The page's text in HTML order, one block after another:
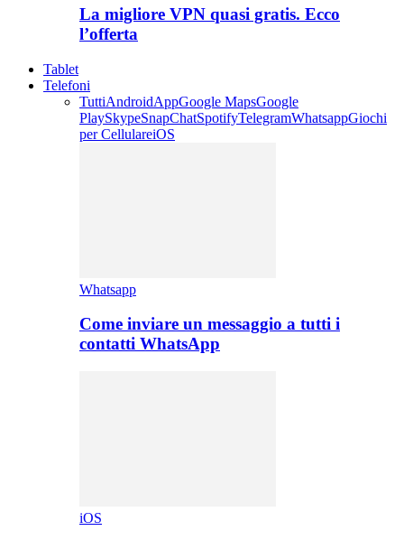
La migliore VPN quasi gratis. Ecco
l’offerta
Tablet
Telefoni
TuttiAndroidAppGoogle MapsGoogle
PlaySkypeSnapChatSpotifyTelegramWhatsappGiochi
per CellulareiOS
Whatsapp
Come inviare un messaggio a tutti i
contatti WhatsApp
iOS